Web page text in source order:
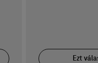
Ezt